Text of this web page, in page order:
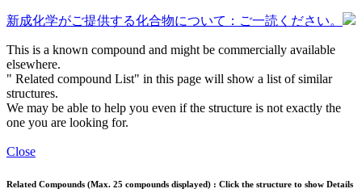
新成化学がご提供する化合物について：ご一読ください。
This is a known compound and might be commercially available
elsewhere.
" Related compound List" in this page will show a list of similar
structures.
We may be able to help you even if the structure is not exactly the
one you are looking for.
Close
Related Compounds (Max. 25 compounds displayed) : Click the structure to show Details